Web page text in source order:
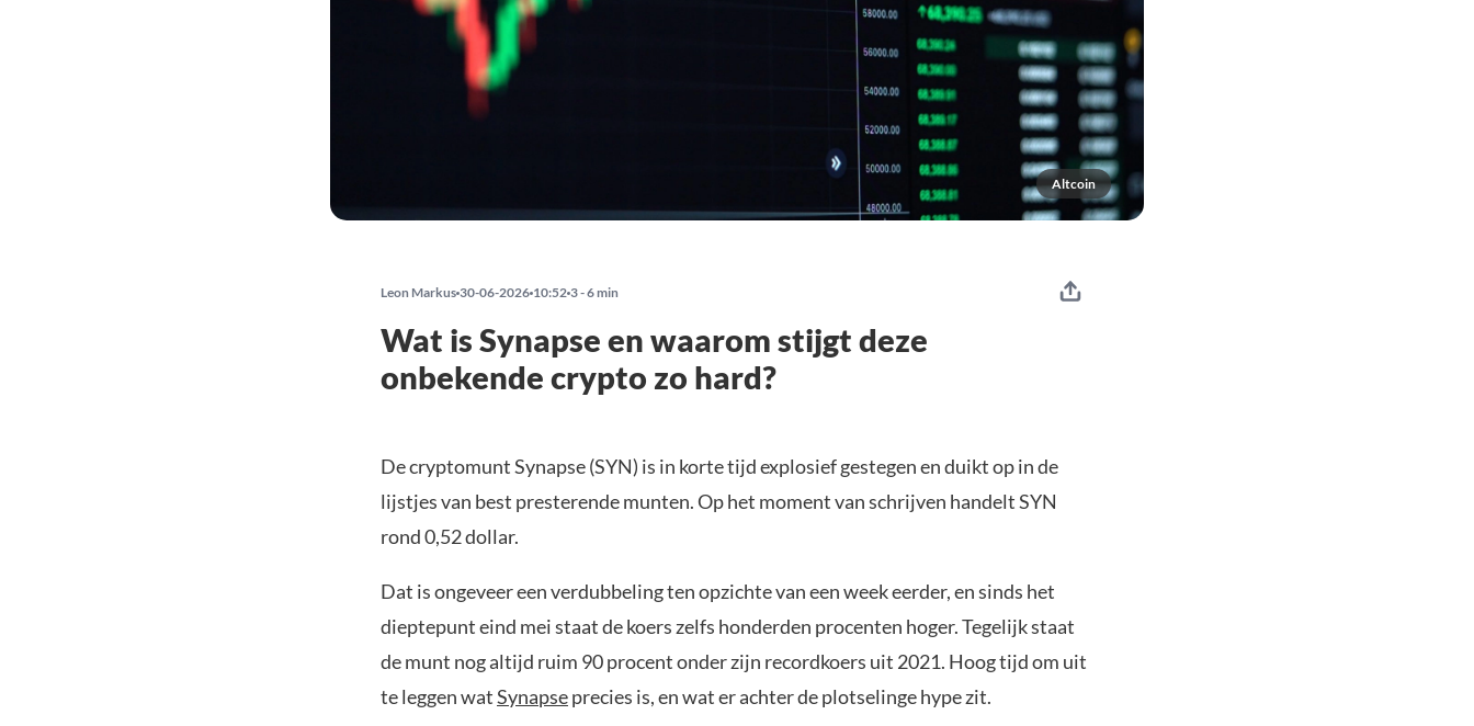
Altcoin
Leon Markus 30-06-2026 10:52 3 - 6 min
Wat is Synapse en waarom stijgt deze
onbekende crypto zo hard?
De cryptomunt Synapse (SYN) is in korte tijd explosief gestegen en duikt op in de
lijstjes van best presterende munten. Op het moment van schrijven handelt SYN
rond 0,52 dollar.
Dat is ongeveer een verdubbeling ten opzichte van een week eerder, en sinds het
dieptepunt eind mei staat de koers zelfs honderden procenten hoger. Tegelijk staat
de munt nog altijd ruim 90 procent onder zijn recordkoers uit 2021. Hoog tijd om uit
te leggen watSynapseprecies is, en wat er achter de plotselinge hype zit.